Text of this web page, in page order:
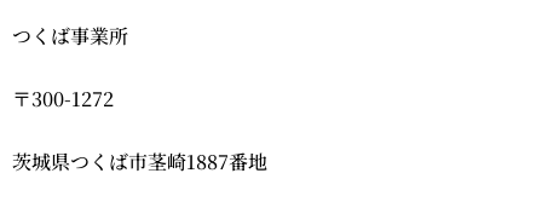
つくば事業所
〒300-1272
茨城県つくば市茎崎1887番地